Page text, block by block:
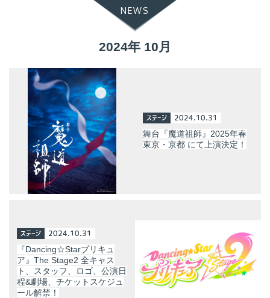
NEWS
2024年 10月
ステージ 2024.10.31
舞台『魔道祖師』2025年春
東京・京都 にて上演決定！
ステージ 2024.10.31
『Dancing☆Starプリキュ
ア』The Stage2 全キャス
ト、スタッフ、ロゴ、公演日
程&劇場、チケットスケジュ
ール解禁！